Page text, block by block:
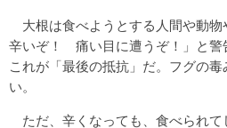
大根は食べようとする人間や動物
辛いぞ！ 痛い目に遭うぞ！」と警
これが「最後の抵抗」だ。フグの
い。
ただ、辛くなっても、食べられて